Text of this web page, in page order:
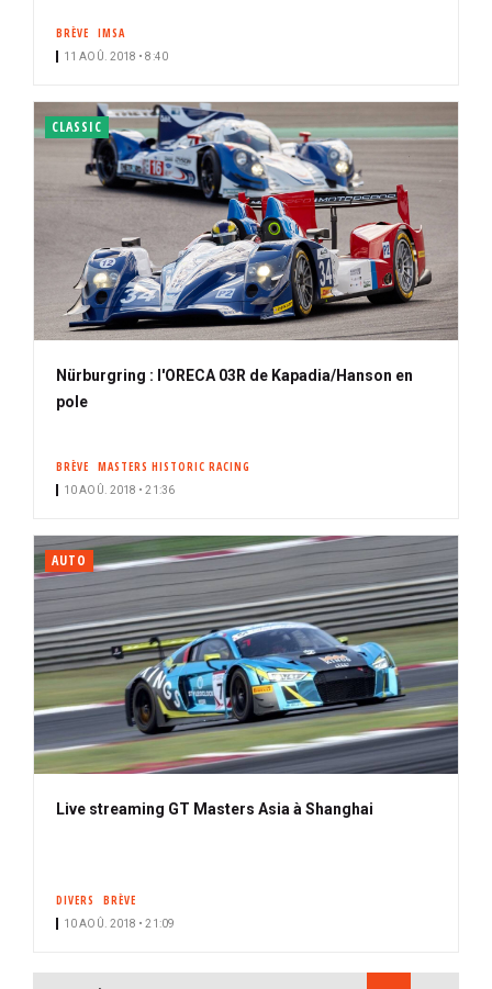
BRÈVE IMSA
11 AOÛ. 2018 • 8:40
CLASSIC
Nürburgring : l'ORECA 03R de Kapadia/Hanson en
pole
BRÈVE MASTERS HISTORIC RACING
10 AOÛ. 2018 • 21:36
AUTO
Live streaming GT Masters Asia à Shanghai
DIVERS BRÈVE
10 AOÛ. 2018 • 21:09